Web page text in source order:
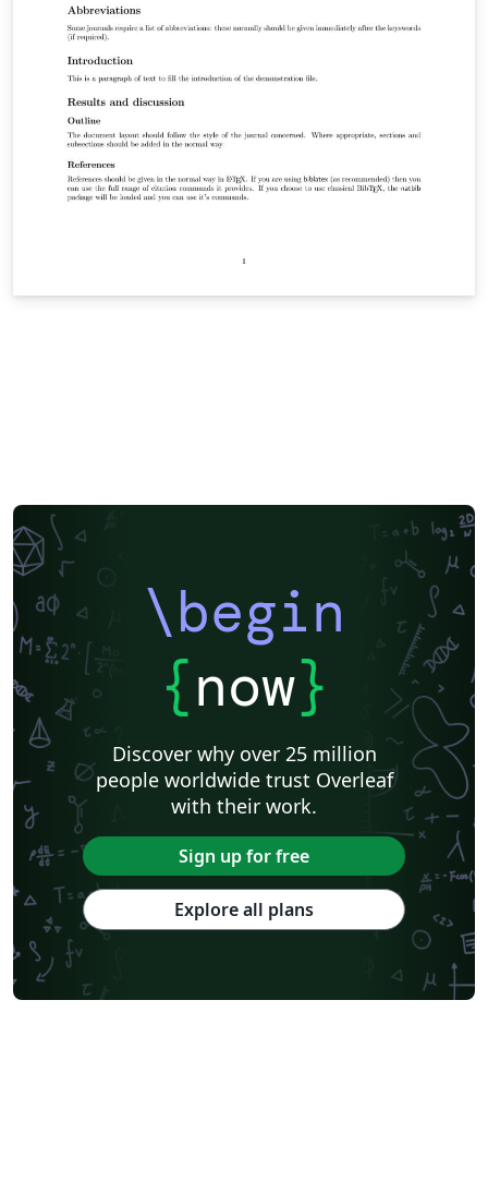
\begin
{now}
Discover why over 25 million
people worldwide trust Overleaf
with their work.
Sign up for free
Explore all plans